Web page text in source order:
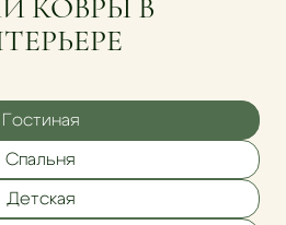
Гостиная
Спальня
Детская